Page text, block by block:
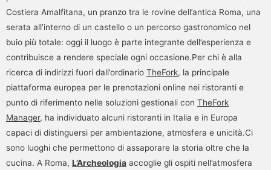
Costiera Amalfitana, un pranzo tra le rovine dell’antica Roma, una
serata all’interno di un castello o un percorso gastronomico nel
buio più totale: oggi il luogo è parte integrante dell’esperienza e
contribuisce a rendere speciale ogni occasione.Per chi è alla
ricerca di indirizzi fuori dall’ordinario TheFork, la principale
piattaforma europea per le prenotazioni online nei ristoranti e
punto di riferimento nelle soluzioni gestionali con TheFork
Manager, ha individuato alcuni ristoranti in Italia e in Europa
capaci di distinguersi per ambientazione, atmosfera e unicità.Ci
sono luoghi che permettono di assaporare la storia oltre che la
cucina. A Roma, L’Archeologia accoglie gli ospiti nell’atmosfera